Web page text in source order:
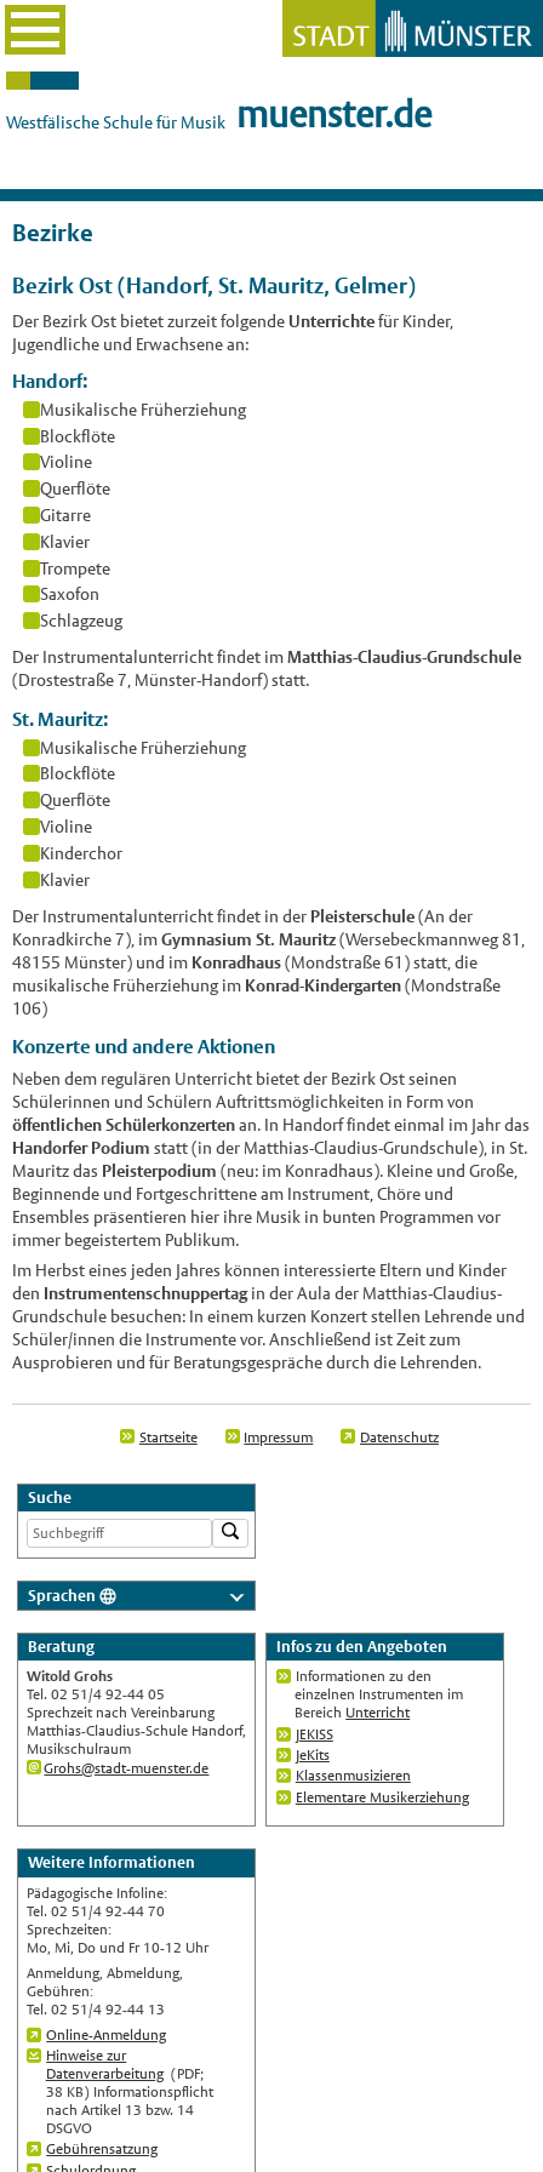
Westfälische Schule für Musik muenster.de
Bezirke
Bezirk Ost (Handorf, St. Mauritz, Gelmer)
Der Bezirk Ost bietet zurzeit folgendeUnterrichtefür Kinder,
Jugendliche und Erwachsene an:
Handorf:
Musikalische Früherziehung
Blockflöte
Violine
Querflöte
Gitarre
Klavier
Trompete
Saxofon
Schlagzeug
Der Instrumentalunterricht findet imMatthias-Claudius-Grundschule
(Drostestraße 7, Münster-Handorf) statt.
St. Mauritz:
Musikalische Früherziehung
Blockflöte
Querflöte
Violine
Kinderchor
Klavier
Der Instrumentalunterricht findet in der Pleisterschule(An der
Konradkirche 7), imGymnasium St. Mauritz(Wersebeckmannweg 81,
48155 Münster) und im Konradhaus(Mondstraße 61) statt, die
musikalische Früherziehung imKonrad-Kindergarten(Mondstraße
106)
Konzerte und andere Aktionen
Neben dem regulären Unterricht bietet der Bezirk Ost seinen
Schülerinnen und Schülern Auftrittsmöglichkeiten in Form von
öffentlichen Schülerkonzertenan. In Handorf findet einmal im Jahr das
Handorfer Podium statt (in der Matthias-Claudius-Grundschule), in St.
Mauritz das Pleisterpodium (neu: im Konradhaus). Kleine und Große,
Beginnende und Fortgeschrittene am Instrument, Chöre und
Ensembles präsentieren hier ihre Musik in bunten Programmen vor
immer begeistertem Publikum.
Im Herbst eines jeden Jahres können interessierte Eltern und Kinder
den Instrumentenschnuppertagin der Aula der Matthias-Claudius-
Grundschule besuchen: In einem kurzen Konzert stellen Lehrende und
Schüler/innen die Instrumente vor. Anschließend ist Zeit zum
Ausprobieren und für Beratungsgespräche durch die Lehrenden.
Startseite Impressum Datenschutz
Suche
Sprachen
Nederlands
English
Українська
Türkçe
Español
Polski
Русский
中文
Automatische Übersetzung, ohne
Gewähr auf Richtigkeit.
Beratung
Witold Grohs
Tel. 02 51/4 92-44 05
Sprechzeit nach Vereinbarung
Matthias-Claudius-Schule Handorf,
Musikschulraum
Grohs@stadt-muenster.de
Infos zu den Angeboten
Informationen zu den
einzelnen Instrumenten im
Bereich Unterricht
JEKISS
JeKits
Klassenmusizieren
Elementare Musikerziehung
Weitere Informationen
Pädagogische Infoline:
Tel. 02 51/4 92-44 70
Sprechzeiten:
Mo, Mi, Do und Fr 10-12 Uhr
Anmeldung, Abmeldung,
Gebühren:
Tel. 02 51/4 92-44 13
Online-Anmeldung
Hinweise zur
Datenverarbeitung (PDF;
38 KB) Informationspflicht
nach Artikel 13 bzw. 14
DSGVO
Gebührensatzung